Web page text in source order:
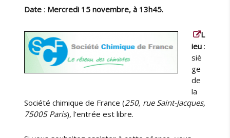
Date : Mercredi 15 novembre, à 13h45.
L
ieu :
siè
ge
de
la
Société chimique de France (250, rue Saint-Jacques,
75005 Paris), l’entrée est libre.